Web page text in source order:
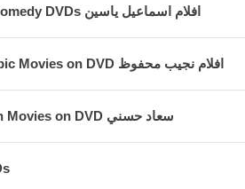
Ismail Yasin: Arabic Comedy DVDs افلام اسماعيل ياسين
Naguib Mahfouz: Arabic Movies on DVD افلام نجيب محفوظ
Soad Hosny: Egyptian Movies on DVD سعاد حسني